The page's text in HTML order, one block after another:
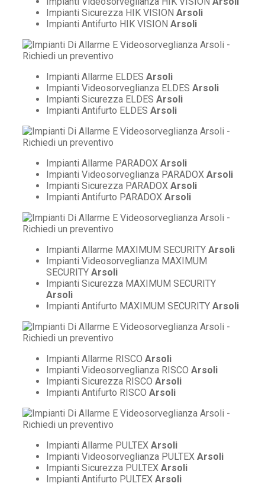
Impianti Sicurezza HIK VISION Arsoli
Impianti Antifurto HIK VISION Arsoli
Impianti Allarme ELDES Arsoli
Impianti Videosorveglianza ELDES Arsoli
Impianti Sicurezza ELDES Arsoli
Impianti Antifurto ELDES Arsoli
Impianti Allarme PARADOX Arsoli
Impianti Videosorveglianza PARADOX Arsoli
Impianti Sicurezza PARADOX Arsoli
Impianti Antifurto PARADOX Arsoli
Impianti Allarme MAXIMUM SECURITY Arsoli
Impianti Videosorveglianza MAXIMUM
SECURITY Arsoli
Impianti Sicurezza MAXIMUM SECURITY
Arsoli
Impianti Antifurto MAXIMUM SECURITY Arsoli
Impianti Allarme RISCO Arsoli
Impianti Videosorveglianza RISCO Arsoli
Impianti Sicurezza RISCO Arsoli
Impianti Antifurto RISCO Arsoli
Impianti Allarme PULTEX Arsoli
Impianti Videosorveglianza PULTEX Arsoli
Impianti Sicurezza PULTEX Arsoli
Impianti Antifurto PULTEX Arsoli